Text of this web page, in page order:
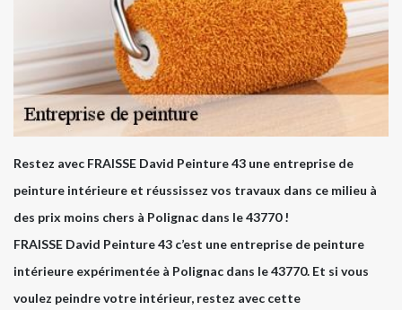
Restez avec FRAISSE David Peinture 43 une entreprise de
peinture intérieure et réussissez vos travaux dans ce milieu à
des prix moins chers à Polignac dans le 43770 !
FRAISSE David Peinture 43 c’est une entreprise de peinture
intérieure expérimentée à Polignac dans le 43770. Et si vous
voulez peindre votre intérieur, restez avec cette